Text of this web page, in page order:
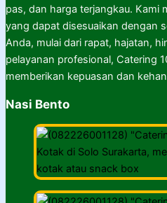
pas, dan harga terjangkau. Kami
yang dapat disesuaikan dengan
Anda, mulai dari rapat, hajatan,
pelayanan profesional, Catering
memberikan kepuasan dan
Nasi Bento